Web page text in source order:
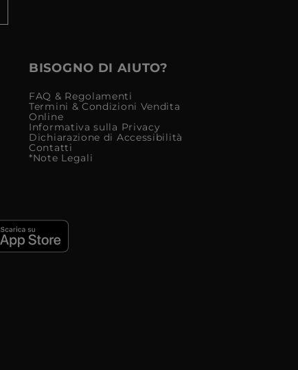
BISOGNO DI AIUTO?
FAQ & Regolamenti
Termini & Condizioni Vendita
Online
Informativa sulla Privacy
Dichiarazione di Accessibilità
Contatti
*Note Legali